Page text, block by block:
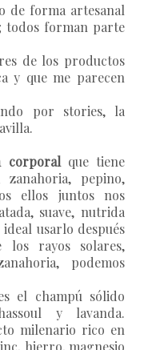
de forma artesanal
todos forman parte
de los productos
y que me parecen
por stories, la
corporal que tiene
pepino,
ellos juntos nos
suave, nutrida
usarlo después
los rayos solares,
podemos
el champú sólido
y lavanda.
milenario rico en
hierro, magnesio